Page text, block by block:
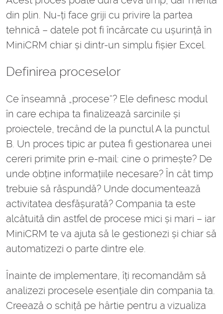
din plin. Nu-ți face griji cu privire la partea
tehnică – datele pot fi încărcate cu ușurință în
MiniCRM chiar și dintr-un simplu fișier Excel.
Definirea proceselor
Ce înseamnă „procese”? Ele definesc modul
în care echipa ta finalizează sarcinile și
proiectele, trecând de la punctul A la punctul
B. Un proces tipic ar putea fi gestionarea unei
cereri primite prin e-mail: cine o primește? De
unde obține informațiile necesare? În cât timp
trebuie să răspundă? Unde documentează
activitatea desfășurată? Compania ta este
alcătuită din astfel de procese mici și mari – iar
MiniCRM te va ajuta să le gestionezi și chiar să
automatizezi o parte dintre ele.
Înainte de implementare, îți recomandăm să
analizezi procesele esențiale din compania ta.
Creează o schiță pe hârtie pentru a vizualiza